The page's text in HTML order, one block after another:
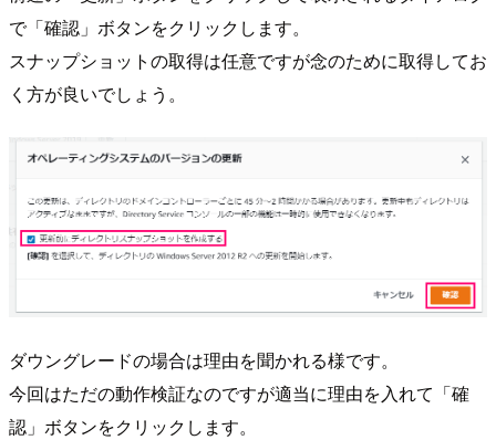
で「確認」ボタンをクリックします。
スナップショットの取得は任意ですが念のために取得してお
く方が良いでしょう。
ダウングレードの場合は理由を聞かれる様です。
今回はただの動作検証なのですが適当に理由を入れて「確
認」ボタンをクリックします。